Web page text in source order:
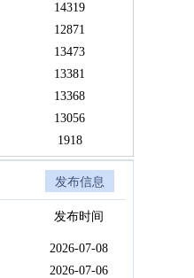
14319
12871
13473
13381
13368
13056
1918
发布信息
发布时间
2026-07-08
2026-07-06